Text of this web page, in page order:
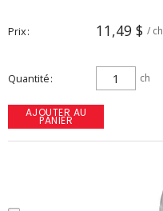
Prix 11,49 $ / ch
Quantité ch
AJOUTER AU
PANIER